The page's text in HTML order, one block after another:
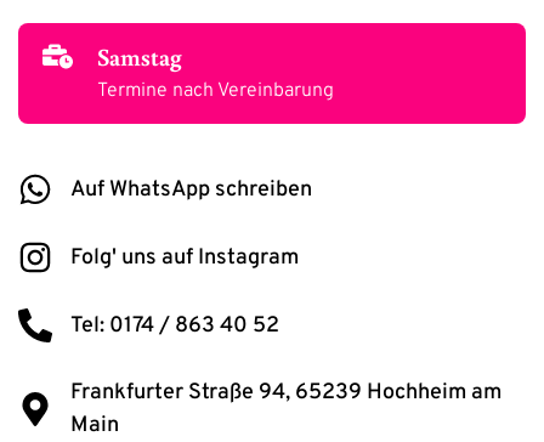
Samstag
Termine nach Vereinbarung
Auf WhatsApp schreiben
Folg' uns auf Instagram
Tel: 0174 / 863 40 52
Frankfurter Straße 94, 65239 Hochheim am
Main